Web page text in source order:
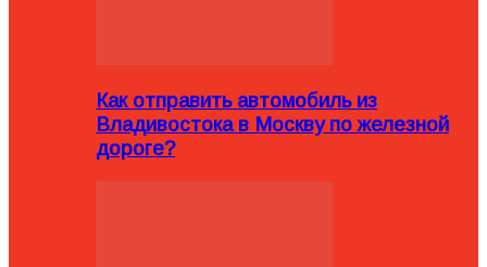
Как отправить автомобиль из
Владивостока в Москву по железной
дороге?